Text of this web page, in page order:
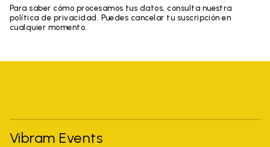
Para saber cómo procesamos tus datos, consulta nuestra
política de privacidad. Puedes cancelar tu suscripción en
cualquier momento.
Vibram Events